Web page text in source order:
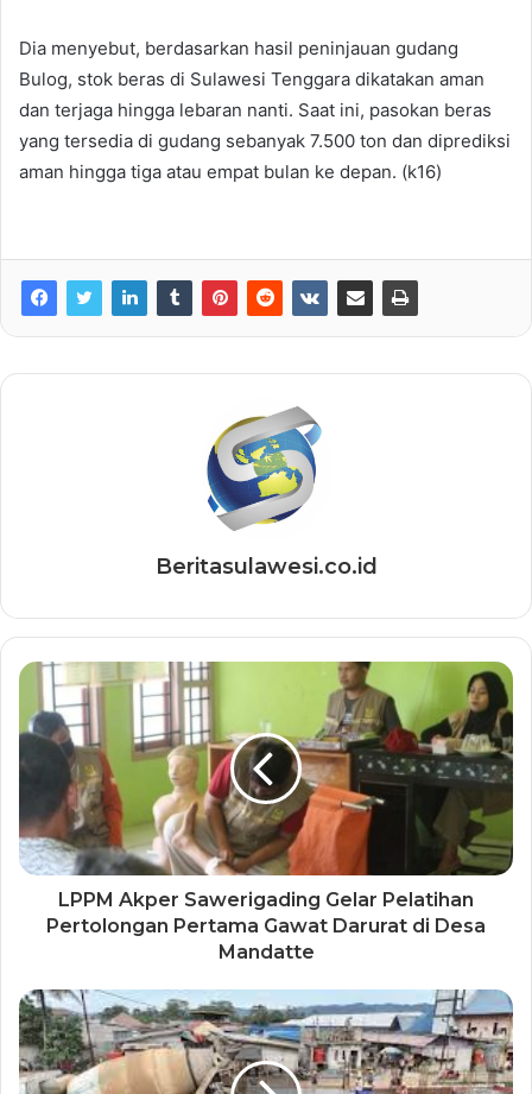
Dia menyebut, berdasarkan hasil peninjauan gudang
Bulog, stok beras di Sulawesi Tenggara dikatakan aman
dan terjaga hingga lebaran nanti. Saat ini, pasokan beras
yang tersedia di gudang sebanyak 7.500 ton dan diprediksi
aman hingga tiga atau empat bulan ke depan. (k16)
Beritasulawesi.co.id
LPPM Akper Sawerigading Gelar Pelatihan
Pertolongan Pertama Gawat Darurat di Desa
Mandatte